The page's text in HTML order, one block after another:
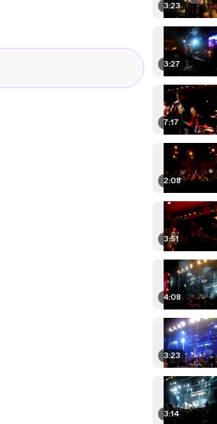
3:23
3:27
7:17
2:08
3:51
4:08
3:23
3:14